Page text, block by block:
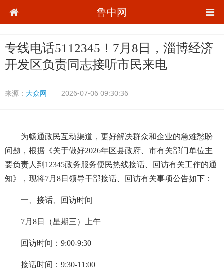
鲁中网
专线电话5112345！7月8日，淄博经济
开发区负责同志接听市民来电
来源： 大众网 2026-07-06 09:30:36
为畅通政民互动渠道，更好解决群众和企业的急难愁盼
问题，根据《关于做好2026年区县政府、市有关部门单位主
要负责人到12345政务服务便民热线接话、回访有关工作的通
知》，现将7月8日领导干部接话、回访有关事项公告如下：
一、接话、回访时间
7月8日（星期三）上午
回访时间：9:00-9:30
接话时间：9:30-11:00